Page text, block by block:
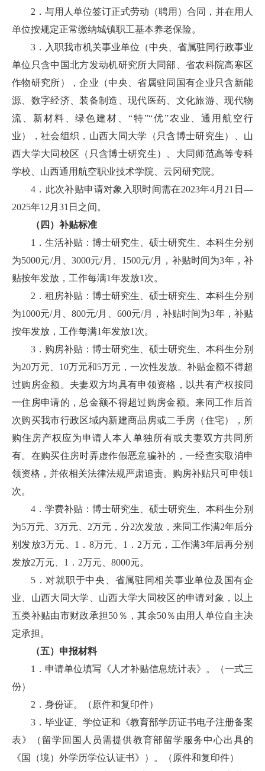
2．与用人单位签订正式劳动（聘用）合同，并在用人
单位按规定正常缴纳城镇职工基本养老保险。
3．入职我市机关事业单位（中央、省属驻同行政事业
单位只含中国北方发动机研究所大同部、省农科院高寒区
作物研究所），企业（中央、省属驻同国有企业只含新能
源、数字经济、装备制造、现代医药、文化旅游、现代物
流、新材料、绿色建材、“特”“优”农业、通用航空行
业），社会组织，山西大同大学（只含博士研究生）、山
西大学大同校区（只含博士研究生）、大同师范高等专科
学校、山西通用航空职业技术学院、云冈研究院。
4．此次补贴申请对象入职时间需在2023年4月21日—
2025年12月31日之间。
（四）补贴标准
1．生活补贴：博士研究生、硕士研究生、本科生分别
为5000元/月、3000元/月、1500元/月，补贴时间为3年，补
贴按年发放，工作每满1年发放1次。
2．租房补贴：博士研究生、硕士研究生、本科生分别
为1000元/月、800元/月、600元/月，补贴时间为3年，补贴
按年发放，工作每满1年发放1次。
3．购房补贴：博士研究生、硕士研究生、本科生分别
为20万元、10万元和5万元，一次性发放。补贴金额不得超
过购房金额。夫妻双方均具有申领资格，以共有产权按同
一住房申请的，总金额不得超过购房金额。来同工作后首
次购买我市行政区域内新建商品房或二手房（住宅），所
购住房产权应为申请人本人单独所有或夫妻双方共同所
有。在购买住房时弄虚作假恶意骗补的，一经查实取消申
领资格，并依相关法律法规严肃追责。购房补贴只可申领1
次。
4．学费补贴：博士研究生、硕士研究生、本科生分别
为5万元、3万元、2万元，分2次发放，来同工作满2年后分
别发放3万元、1．8万元、1．2万元，工作满3年后再分别
发放2万元、1．2万元、8000元。
5．对就职于中央、省属驻同相关事业单位及国有企
业、山西大同大学、山西大学大同校区的申请对象，以上
五类补贴由市财政承担50％，其余50％由用人单位自主决
定承担。
（五）申报材料
1．申请单位填写《人才补贴信息统计表》。（一式三
份）
2．身份证。（原件和复印件）
3．毕业证、学位证和《教育部学历证书电子注册备案
表》（留学回国人员需提供教育部留学服务中心出具的
《国（境）外学历学位认证书》）。（原件和复印件）